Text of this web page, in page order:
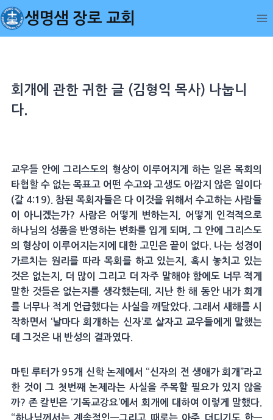
Skip
to
content
생명샘 장로 교회
회개에 관한 귀한 글 (김형익 목사) 나눕니
다.
교우들 안에 그리스도의 형상이 이루어지게 하는 일은 목회의
타협할 수 없는 목표고 어떤 수고와 고생도 아깝지 않은 일이다
(갈 4:19). 참된 목회자들은 다 이것을 위해서 수고하는 사람들
이 아니겠는가? 사람은 어떻게 변하는지, 어떻게 인격적으로
하나님의 성품을 반영하는 변화를 입게 되며, 그 안에 그리스도
의 형상이 이루어지는지에 대한 고민은 끝이 없다. 나는 성경이
가르치는 원리를 따라 목회를 하고 있는지, 혹시 놓치고 있는
것은 없는지, 더 많이 그리고 더 자주 말해야 함에도 너무 적게
말한 것들은 없는지를 생각했는데, 지난 한 해 동안 내가 회개
를 너무나 적게 언급했다는 사실을 깨달았다. 그래서 새해를 시
작하면서 ‘날마다 회개하는 신자’로 살자고 교우들에게 말했는
데 그것은 내 반성의 결과였다.
마틴 루터가 95개 신학 논제에서 “신자의 전 생애가 회개”라고
한 것이 그 첫번째 논제라는 사실을 주목할 필요가 있지 않을
까? 존 칼빈은 ‘기독교강요’에서 회개에 대하여 이렇게 말했다.
“하나님께서는 계속적인—그리고 때로는 아주 더디기도 한—